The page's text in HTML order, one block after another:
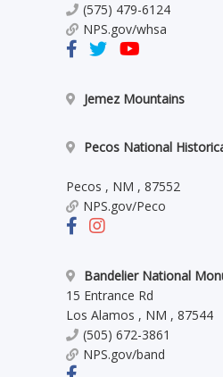
(575) 479-6124
NPS.gov/whsa
Jemez Mountains
Pecos National
Pecos , NM , 87552
NPS.gov/Peco
Bandelier National
15 Entrance Rd
Los Alamos , NM , 87544
(505) 672-3861
NPS.gov/band